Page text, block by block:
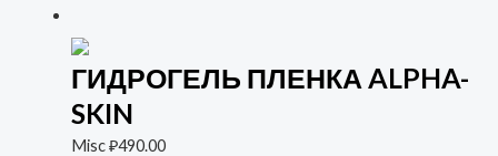
ГИДРОГЕЛЬ ПЛЕНКА ALPHA-
SKIN
Misc₽490.00